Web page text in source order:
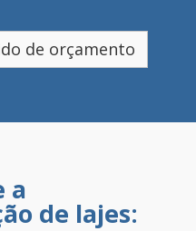
de orçamento
a
de lajes: